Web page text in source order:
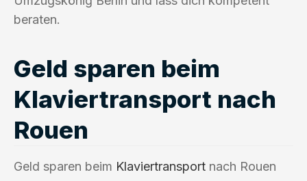
beraten.
Geld sparen beim
Klaviertransport nach
Rouen
Geld sparen beim Klaviertransport nach Rouen